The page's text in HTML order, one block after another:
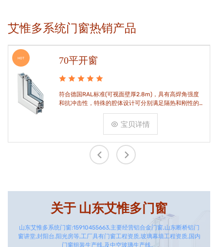
艾惟多系统门窗热销产品
HOT 70平开窗
符合德国RAL标准(可视面壁厚2.8m)，具有高焊角强度
和抗冲击性，特殊的腔体设计可分别满足隔热和刚性的
宝贝详情
关于 山东艾惟多门窗
山东艾惟多系统门窗:15910455663,主要经营铝合金门窗,山东断桥铝门
窗讲堂,封阳台,阳光房等,工厂具有门窗工程资质,玻璃幕墙工程资质,国内
门窗组装生产线,及中空玻璃生产线。